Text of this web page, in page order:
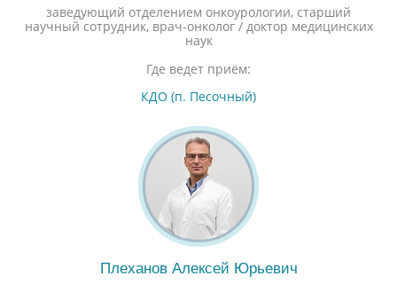
заведующий отделением онкоурологии, старший
научный сотрудник, врач-онколог / доктор медицинских
наук
Где ведет приём:
КДО (п. Песочный)
Плеханов Алексей Юрьевич